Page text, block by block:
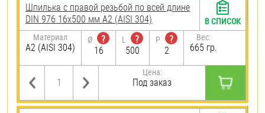
Шпилька с правой резьбой по всей длине
DIN 976 16х500 мм А2 (AISI 304)
Материал
А2 (AISI 304)
Ø
?
16
L
?
500
P
?
2
Вес:
665 гр.
Цена:
Под заказ
В СПИСОК